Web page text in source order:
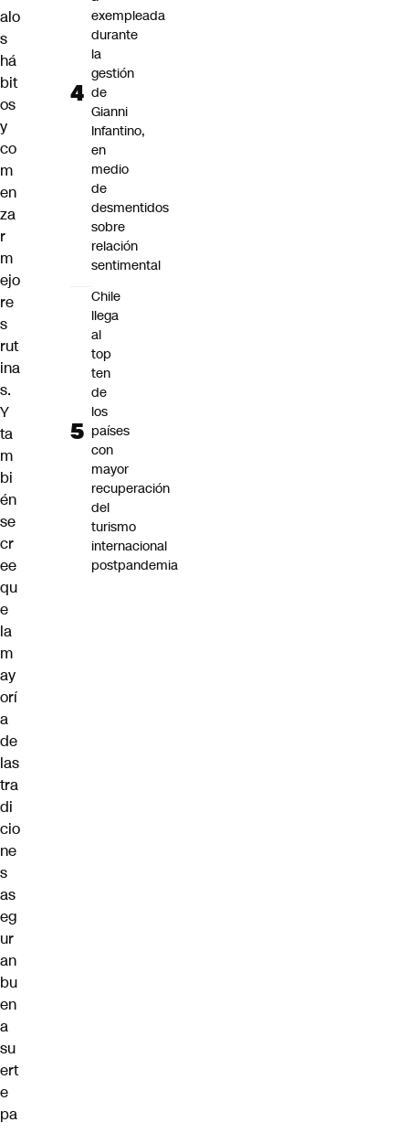
alo
s
há
bit
os
y
co
m
en
za
r
m
ejo
re
s
rut
ina
s.
Y
ta
m
bi
én
se
cr
ee
qu
e
la
m
ay
orí
a
de
las
tra
di
cio
ne
s
as
eg
ur
an
bu
en
a
su
ert
e
pa
exempleada
durante
la
gestión
de
Gianni
Infantino,
en
medio
de
desmentidos
sobre
relación
sentimental
Chile
llega
al
top
ten
de
los
países
con
mayor
recuperación
del
turismo
internacional
postpandemia